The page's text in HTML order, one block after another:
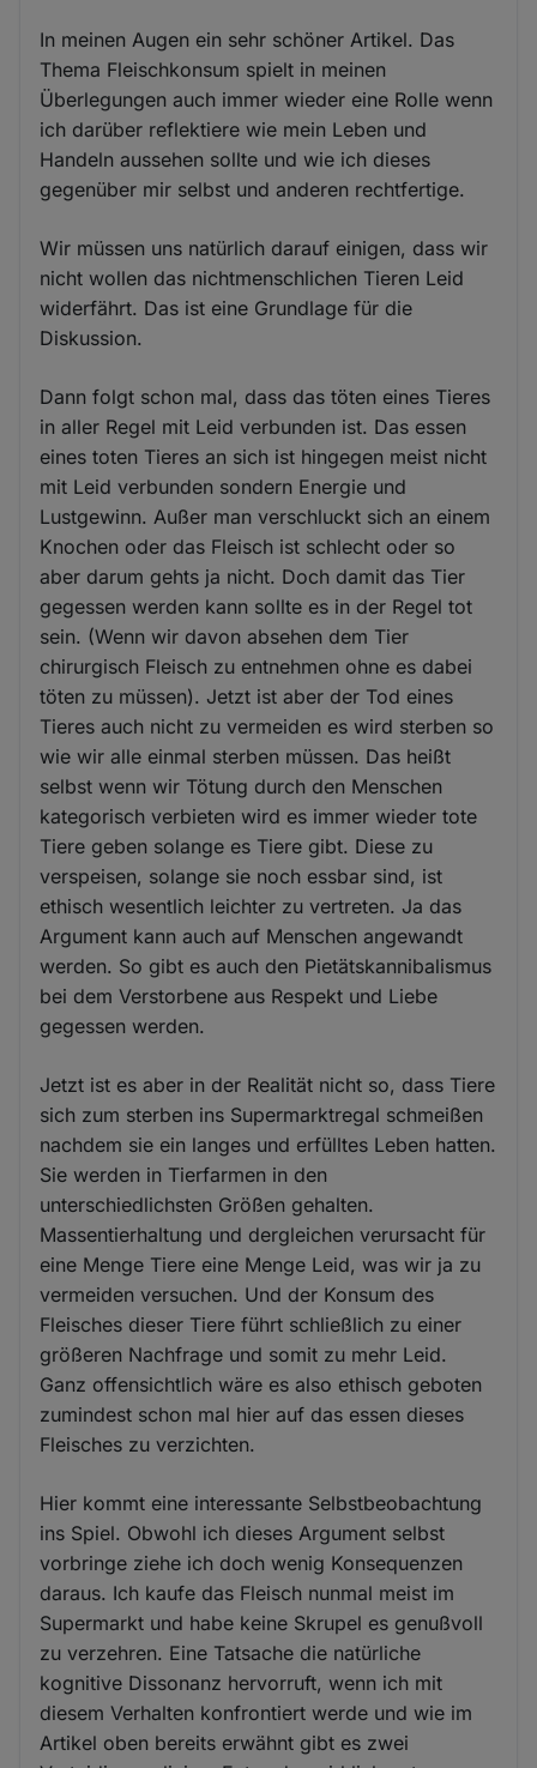
In meinen Augen ein sehr schöner Artikel. Das
Thema Fleischkonsum spielt in meinen
Überlegungen auch immer wieder eine Rolle wenn
ich darüber reflektiere wie mein Leben und
Handeln aussehen sollte und wie ich dieses
gegenüber mir selbst und anderen rechtfertige.
Wir müssen uns natürlich darauf einigen, dass wir
nicht wollen das nichtmenschlichen Tieren Leid
widerfährt. Das ist eine Grundlage für die
Diskussion.
Dann folgt schon mal, dass das töten eines Tieres
in aller Regel mit Leid verbunden ist. Das essen
eines toten Tieres an sich ist hingegen meist nicht
mit Leid verbunden sondern Energie und
Lustgewinn. Außer man verschluckt sich an einem
Knochen oder das Fleisch ist schlecht oder so
aber darum gehts ja nicht. Doch damit das Tier
gegessen werden kann sollte es in der Regel tot
sein. (Wenn wir davon absehen dem Tier
chirurgisch Fleisch zu entnehmen ohne es dabei
töten zu müssen). Jetzt ist aber der Tod eines
Tieres auch nicht zu vermeiden es wird sterben so
wie wir alle einmal sterben müssen. Das heißt
selbst wenn wir Tötung durch den Menschen
kategorisch verbieten wird es immer wieder tote
Tiere geben solange es Tiere gibt. Diese zu
verspeisen, solange sie noch essbar sind, ist
ethisch wesentlich leichter zu vertreten. Ja das
Argument kann auch auf Menschen angewandt
werden. So gibt es auch den Pietätskannibalismus
bei dem Verstorbene aus Respekt und Liebe
gegessen werden.
Jetzt ist es aber in der Realität nicht so, dass Tiere
sich zum sterben ins Supermarktregal schmeißen
nachdem sie ein langes und erfülltes Leben hatten.
Sie werden in Tierfarmen in den
unterschiedlichsten Größen gehalten.
Massentierhaltung und dergleichen verursacht für
eine Menge Tiere eine Menge Leid, was wir ja zu
vermeiden versuchen. Und der Konsum des
Fleisches dieser Tiere führt schließlich zu einer
größeren Nachfrage und somit zu mehr Leid.
Ganz offensichtlich wäre es also ethisch geboten
zumindest schon mal hier auf das essen dieses
Fleisches zu verzichten.
Hier kommt eine interessante Selbstbeobachtung
ins Spiel. Obwohl ich dieses Argument selbst
vorbringe ziehe ich doch wenig Konsequenzen
daraus. Ich kaufe das Fleisch nunmal meist im
Supermarkt und habe keine Skrupel es genußvoll
zu verzehren. Eine Tatsache die natürliche
kognitive Dissonanz hervorruft, wenn ich mit
diesem Verhalten konfrontiert werde und wie im
Artikel oben bereits erwähnt gibt es zwei